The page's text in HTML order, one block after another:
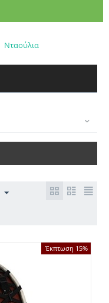
Νταούλια
Έκπτωση 15%